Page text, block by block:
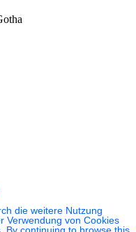
die weitere Nutzung
Verwendung von Cookies
By continuing to browse this